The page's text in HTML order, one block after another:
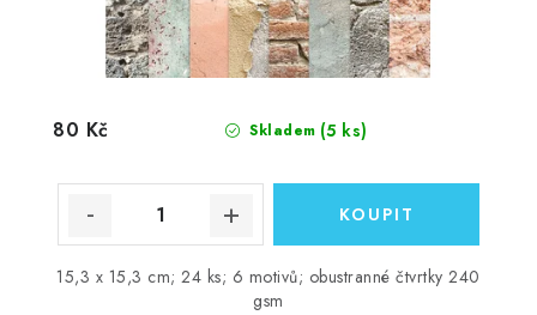
Skladem (5 ks)
80 Kč
15,3 x 15,3 cm; 24 ks; 6 motivů; obustranné čtvrtky 240
gsm